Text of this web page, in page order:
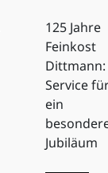
125 Jahre
Feinkost
Dittmann:
Service
ein
Jubiläum